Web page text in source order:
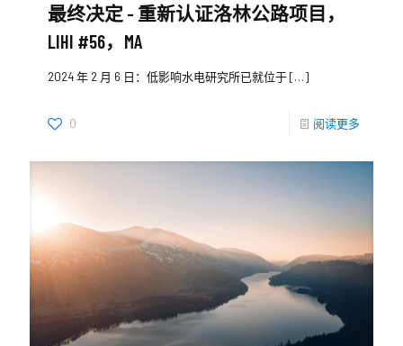
最终决定 - 重新认证洛林公路项目，
LIHI #56，MA
2024 年 2 月 6 日：低影响水电研究所已就位于[…]
0 阅读更多